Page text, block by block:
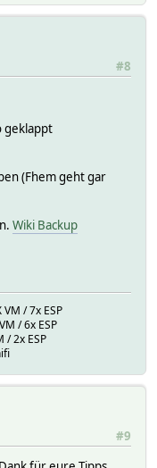
#8
geklappt
(Fhem geht gar
Wiki Backup
/ 7x ESP
/ 6x ESP
ESP
#9